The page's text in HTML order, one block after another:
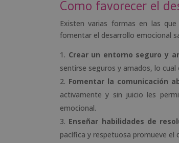
Como favorecer el
Existen varias formas en las
fomentar el desarrollo emocional
Crear un entorno seguro y
sentirse seguros y amados, lo
Fomentar la comunicación
activamente y sin juicio les
emocional.
Enseñar habilidades de
pacífica y respetuosa promueve el